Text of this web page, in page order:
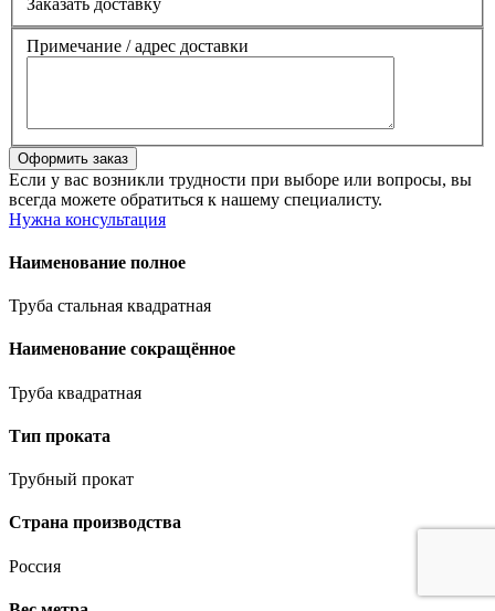
Заказать доставку
Примечание / адрес доставки
Если у вас возникли трудности при выборе или вопросы, вы
всегда можете обратиться к нашему специалисту.
Нужна консультация
Наименование полное
Труба стальная квадратная
Наименование сокращённое
Труба квадратная
Тип проката
Трубный прокат
Страна производства
Россия